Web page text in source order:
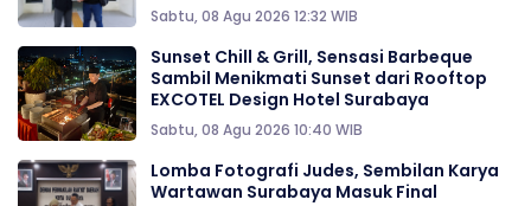
Sabtu, 08 Agu 2026 12:32 WIB
Sunset Chill & Grill, Sensasi Barbeque
Sambil Menikmati Sunset dari Rooftop
EXCOTEL Design Hotel Surabaya
Sabtu, 08 Agu 2026 10:40 WIB
Lomba Fotografi Judes, Sembilan Karya
Wartawan Surabaya Masuk Final